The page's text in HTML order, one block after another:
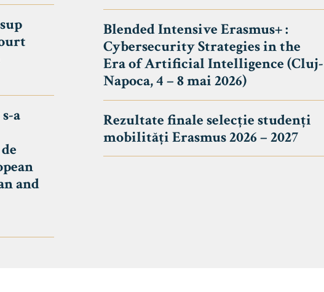
a
and
Blended Intensive Erasmus+ :
Cybersecurity Strategies in the
Era of Artificial Intelligence (Cluj-
Napoca, 4 – 8 mai 2026)
Rezultate finale selecție studenți
mobilități Erasmus 2026 – 2027